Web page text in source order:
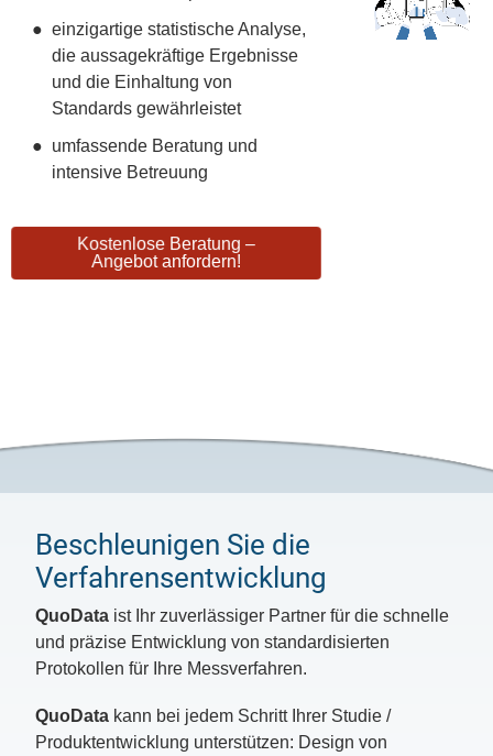
einzigartige statistische Analyse,
die aussagekräftige Ergebnisse
und die Einhaltung von
Standards gewährleistet
umfassende Beratung und
intensive Betreuung
Kostenlose Beratung –
Angebot anfordern!
Beschleunigen Sie die
Verfahrensentwicklung
QuoData ist Ihr zuverlässiger Partner für die schnelle
und präzise Entwicklung von standardisierten
Protokollen für Ihre Messverfahren.
QuoData kann bei jedem Schritt Ihrer Studie /
Produktentwicklung unterstützen: Design von